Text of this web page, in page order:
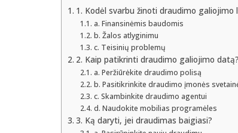
1. Kodėl svarbu žinoti draudimo galiojimo
a. Finansinėmis baudomis
b. Žalos atlyginimu
c. Teisinių problemų
2. Kaip patikrinti draudimo galiojimo datą?
a. Peržiūrėkite draudimo polisą
b. Pasitikrinkite draudimo įmonės
c. Skambinkite draudimo agentui
d. Naudokite mobilias programėles
3. Ką daryti, jei draudimas baigiasi?